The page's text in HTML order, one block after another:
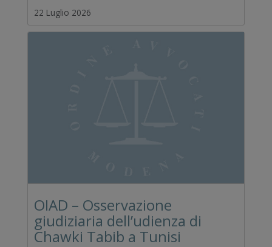
22 Luglio 2026
OIAD – Osservazione
giudiziaria dell’udienza di
Chawki Tabib a Tunisi